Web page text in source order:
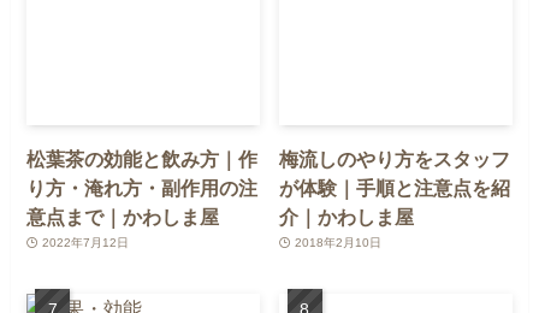
松葉茶の効能と飲み方｜作
り方・淹れ方・副作用の注
意点まで｜かわしま屋
2022年7月12日
梅流しのやり方をスタッフ
が体験｜手順と注意点を紹
介｜かわしま屋
2018年2月10日